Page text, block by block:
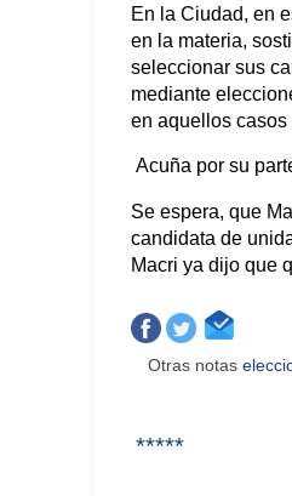
En la Ciudad, en
en la materia,
seleccionar sus
mediante
en aquellos
Acuña por su
Se espera, que
candidata de
Macri ya dijo que
Otras notas
*****